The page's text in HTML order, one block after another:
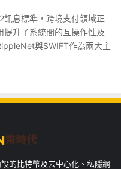
息標準，跨境支付領域正
升了系統間的互操作性及
與SWIFT作為兩大主
的比特幣及去中心化、私隱網